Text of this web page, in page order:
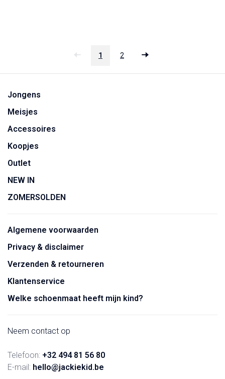
1 2
Jongens
Meisjes
Accessoires
Koopjes
Outlet
NEW IN
ZOMERSOLDEN
Algemene voorwaarden
Privacy & disclaimer
Verzenden & retourneren
Klantenservice
Welke schoenmaat heeft mijn kind?
Neem contact op
Telefoon: +32 494 81 56 80
E-mail: hello@jackiekid.be